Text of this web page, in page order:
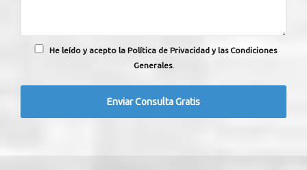
He leído y acepto la Política de Privacidad y las Condiciones
Generales.